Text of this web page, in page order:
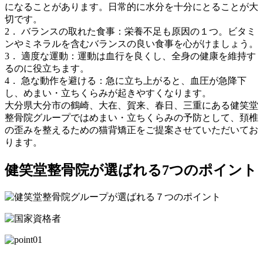
になることがあります。日常的に水分を十分にとることが大
切です。
2． バランスの取れた食事：栄養不足も原因の１つ。ビタミ
ンやミネラルを含むバランスの良い食事を心がけましょう。
3． 適度な運動：運動は血行を良くし、全身の健康を維持す
るのに役立ちます。
4． 急な動作を避ける：急に立ち上がると、血圧が急降下
し、めまい・立ちくらみが起きやすくなります。
大分県大分市の鶴崎、大在、賀来、春日、三重にある健笑堂
整骨院グループではめまい・立ちくらみの予防として、頚椎
の歪みを整えるための猫背矯正をご提案させていただいてお
ります。
健笑堂整骨院が選ばれる7つのポイント